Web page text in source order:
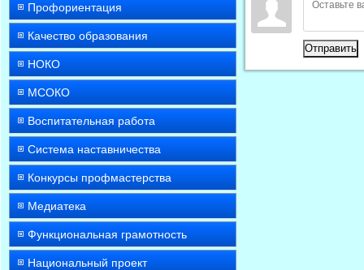
Профориентация
Качество образования
НОКО
МСОКО
Воспитательная работа
Система наставничества
Конкурсы профмастерства
Медиатека
Функциональная грамотность
Национальный проект
Отправить